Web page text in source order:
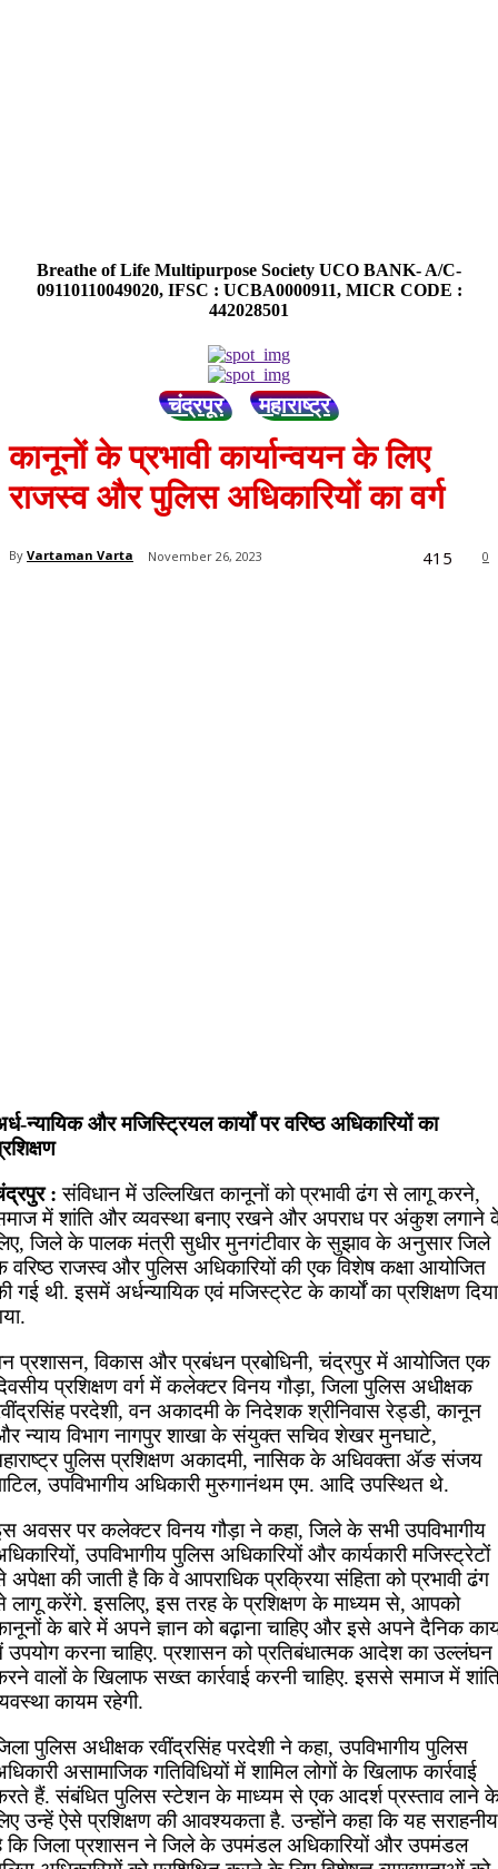
Breathe of Life Multipurpose Society UCO BANK- A/C-
09110110049020, IFSC : UCBA0000911, MICR CODE :
442028501
चंद्रपूर महाराष्ट्र
कानूनों के प्रभावी कार्यान्वयन के लिए
राजस्व और पुलिस अधिकारियों का वर्ग
By Vartaman Varta November 26, 2023 0
415
न्यायिक और मजिस्ट्रियल कार्यों पर वरिष्ठ अधिकारियों का
:संविधान में उल्लिखित कानूनों को प्रभावी ढंग से लागू करने,
में शांति और व्यवस्था बनाए रखने और अपराध पर अंकुश लगाने
जिले के पालक मंत्री सुधीर मुनगंटीवार के सुझाव के अनुसार जिले
वरिष्ठ राजस्व और पुलिस अधिकारियों की एक विशेष कक्षा आयोजित
गई थी. इसमें अर्धन्यायिक एवं मजिस्ट्रेट के कार्यों का प्रशिक्षण दिया
प्रशासन, विकास और प्रबंधन प्रबोधिनी, चंद्रपुर में आयोजित एक
प्रशिक्षण वर्ग में कलेक्टर विनय गौड़ा, जिला पुलिस अधीक्षक
परदेशी, वन अकादमी के निदेशक श्रीनिवास रेड्डी, कानून
न्याय विभाग नागपुर शाखा के संयुक्त सचिव शेखर मुनघाटे,
पुलिस प्रशिक्षण अकादमी, नासिक के अधिवक्ता ॲङ संजय
उपविभागीय अधिकारी मुरुगानंथम एम. आदि उपस्थित थे.
अवसर पर कलेक्टर विनय गौड़ा ने कहा, जिले के सभी उपविभागीय
उपविभागीय पुलिस अधिकारियों और कार्यकारी मजिस्ट्रेटों
अपेक्षा की जाती है कि वे आपराधिक प्रक्रिया संहिता को प्रभावी ढंग
लागू करेंगे. इसलिए, इस तरह के प्रशिक्षण के माध्यम से, आपको
के बारे में अपने ज्ञान को बढ़ाना चाहिए और इसे अपने दैनिक
उपयोग करना चाहिए. प्रशासन को प्रतिबंधात्मक आदेश का उल्लंघन
वालों के खिलाफ सख्त कार्रवाई करनी चाहिए. इससे समाज में
कायम रहेगी.
पुलिस अधीक्षक रवींद्रसिंह परदेशी ने कहा, उपविभागीय पुलिस
असामाजिक गतिविधियों में शामिल लोगों के खिलाफ कार्रवाई
हैं. संबंधित पुलिस स्टेशन के माध्यम से एक आदर्श प्रस्ताव लाने
उन्हें ऐसे प्रशिक्षण की आवश्यकता है. उन्होंने कहा कि यह सराहनीय
कि जिला प्रशासन ने जिले के उपमंडल अधिकारियों और उपमंडल